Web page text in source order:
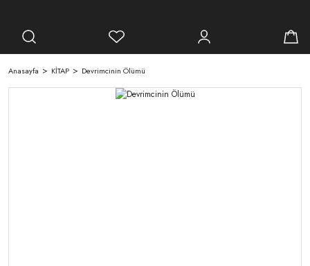
Anasayfa KİTAP Devrimcinin Ölümü